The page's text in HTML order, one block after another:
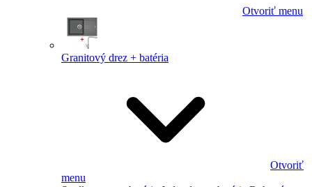
Otvoriť menu
Granitový drez + batéria
Otvoriť
menu